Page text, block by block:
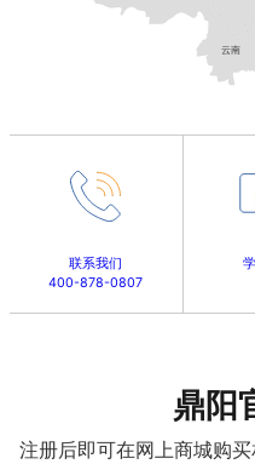
地址：广州市黄埔区科珠路
邮箱：gzkm0001@126.com
深圳市迈昂科技有限公司
地址：深圳市宝安区西乡街道
中心B座三楼B333.B336号
东莞市翔智电子科技有限
云南
联系我们
400-878-0807
鼎阳
注册后即可在网上商城购